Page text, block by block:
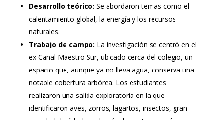
Desarrollo teórico: Se abordaron temas como el
calentamiento global, la energía y los recursos
naturales.
Trabajo de campo: La investigación se centró en el
ex Canal Maestro Sur, ubicado cerca del colegio, un
espacio que, aunque ya no lleva agua, conserva una
notable cobertura arbórea. Los estudiantes
realizaron una salida exploratoria en la que
identificaron aves, zorros, lagartos, insectos, gran